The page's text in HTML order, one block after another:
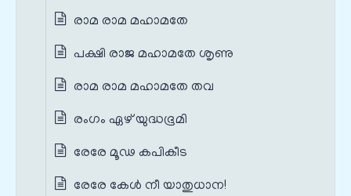
രാമ രാമ മഹാമതേ
പക്ഷി രാജ മഹാമതേ ശൃണു
രാമ രാമ മഹാമതേ തവ
രംഗം ഏഴ് യുദ്ധഭൂമി
രേരേ മൂഢ കപികീട
രേരേ കേൾ നീ യാതുധാന!